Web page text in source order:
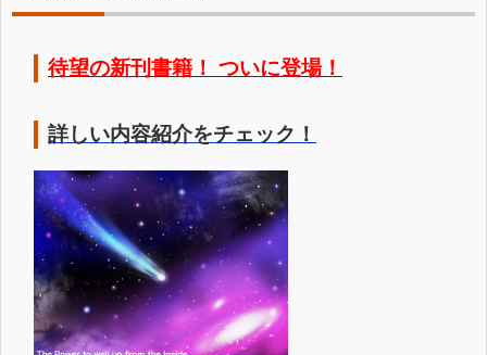
待望の新刊書籍！ ついに登場！
詳しい内容紹介をチェック！